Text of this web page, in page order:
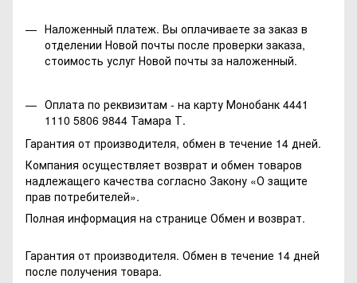
Наложенный платеж. Вы оплачиваете за заказ в
отделении Новой почты после проверки заказа,
стоимость услуг Новой почты за наложенный.
Оплата по реквизитам - на карту Монобанк 4441
1110 5806 9844 Тамара Т.
Гарантия от производителя, обмен в течение 14 дней.
Компания осуществляет возврат и обмен товаров
надлежащего качества согласно Закону «О защите
прав потребителей».
Полная информация на странице Обмен и возврат.
Гарантия от производителя. Обмен в течение 14 дней
после получения товара.